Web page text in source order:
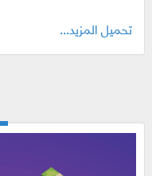
تحميل المزيد...